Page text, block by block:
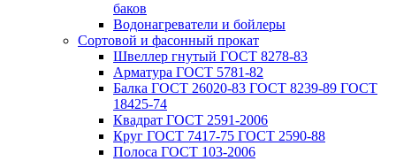
баков
Водонагреватели и бойлеры
Сортовой и фасонный прокат
Швеллер гнутый ГОСТ 8278-83
Арматура ГОСТ 5781-82
Балка ГОСТ 26020-83 ГОСТ 8239-89 ГОСТ
18425-74
Квадрат ГОСТ 2591-2006
Круг ГОСТ 7417-75 ГОСТ 2590-88
Полоса ГОСТ 103-2006